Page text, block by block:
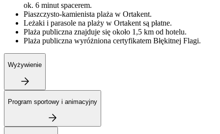
ok. 6 minut spacerem.
Piaszczysto-kamienista plaża w Ortakent.
Leżaki i parasole na plaży w Ortakent są płatne.
Plaża publiczna znajduje się około 1,5 km od hotelu.
Plaża publiczna wyróżniona certyfikatem Błękitnej Flagi.
Wyżywienie
Program sportowy i animacyjny